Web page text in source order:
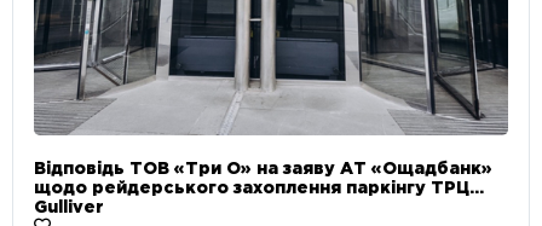
Відповідь ТОВ «Три О» на заяву АТ «Ощадбанк»
щодо рейдерського захоплення паркінгу ТРЦ
Gulliver